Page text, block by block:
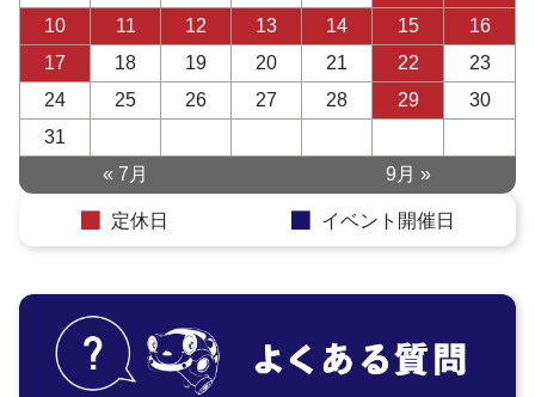
10
11 12 13 14 15
16
17
18 19 20 21 22
23
24
25 26 27 28 29
30
31
« 7月
9月 »
定休日 イベント開催日